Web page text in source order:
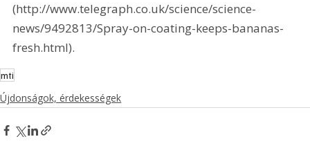
(http://www.telegraph.co.uk/science/science-
news/9492813/Spray-on-coating-keeps-bananas-
fresh.html).
mti
Újdonságok, érdekességek